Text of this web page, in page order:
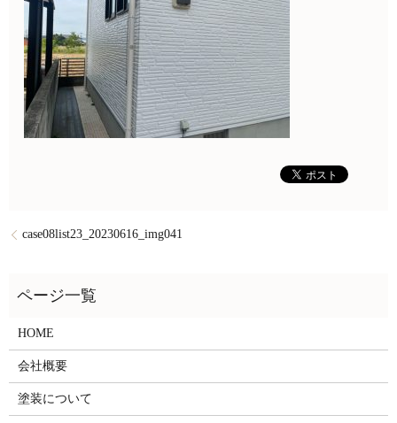
case08list23_20230616_img041
HOME
会社概要
塗装について